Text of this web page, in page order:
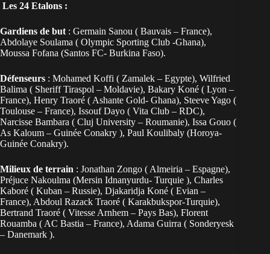
Les 24 Etalons :
Gardiens de but : Germain Sanou ( Bauvais – France),
Abdolaye Soulama ( Olympic Sporting Club -Ghana),
Moussa Fofana (Santos FC- Burkina Faso).
Défenseurs : Mohamed Koffi ( Zamalek – Egypte), Wilfried
Balima ( Sheriff Tiraspol – Moldavie), Bakary Koné ( Lyon –
France), Henry Traoré ( Ashante Gold- Ghana), Steeve Yago (
Toulouse – France), Issouf Dayo ( Vita Club – RDC),
Narcisse Bambara ( Cluj University – Roumanie), Issa Gouo (
As Kaloum – Guinée Conakry ), Paul Koulibaly (Horoya-
Guinée Conakry).
Milieux de terrain : Jonathan Zongo ( Almeiria – Espagne),
Préjuce Nakoulma (Mersin Idnanyurdu- Turquie ), Charles
Kaboré ( Kuban – Russie), Djakaridja Koné ( Evian –
France), Abdoul Razack Traoré ( Karakbukspor-Turquie),
Bertrand Traoré ( Vitesse Arnhem – Pays Bas), Florent
Rouamba ( AC Bastia – France), Adama Guirra ( Sonderyesk
– Danemark ).